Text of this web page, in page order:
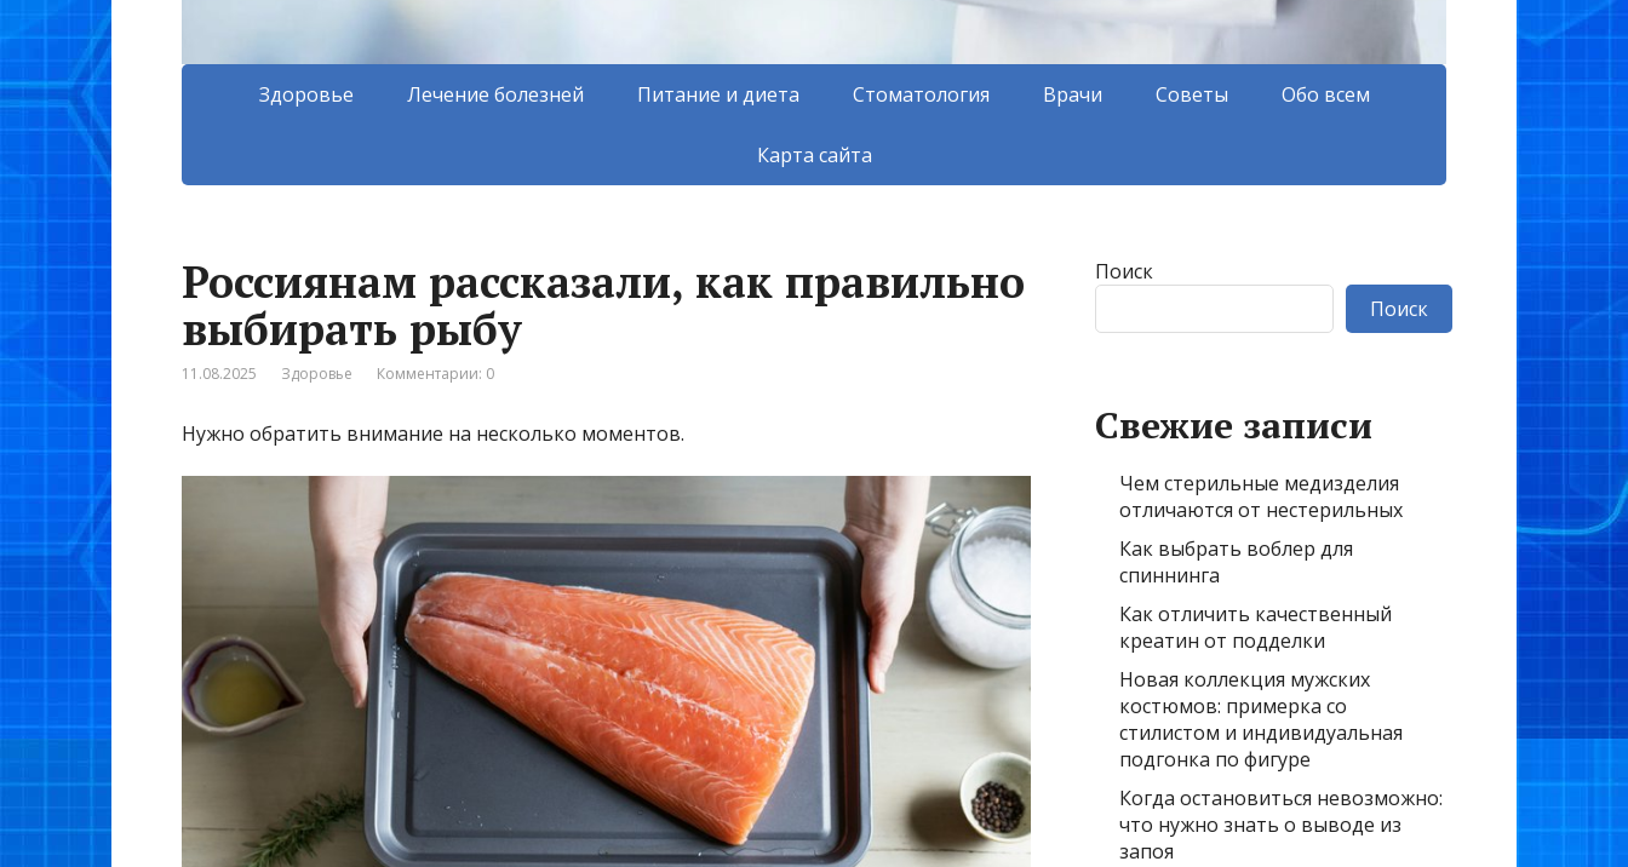
Здоровье Лечение болезней Питание и диета Стоматология Врачи Советы Обо всем
Карта сайта
Россиянам рассказали, как правильно
выбирать рыбу
11.08.2025 Здоровье Комментарии: 0
Нужно обратить внимание на несколько моментов.
Поиск
Поиск
Свежие записи
Чем стерильные медизделия
отличаются от нестерильных
Как выбрать воблер для
спиннинга
Как отличить качественный
креатин от подделки
Новая коллекция мужских
костюмов: примерка со
стилистом и индивидуальная
подгонка по фигуре
Когда остановиться невозможно:
что нужно знать о выводе из
запоя